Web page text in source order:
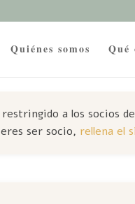
Quiénes somos Qué
a los socios
ser socio, rellena el